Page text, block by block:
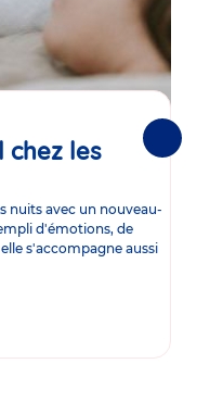
chez les
nuits avec un nouveau-
d'émotions, de
s'accompagne aussi